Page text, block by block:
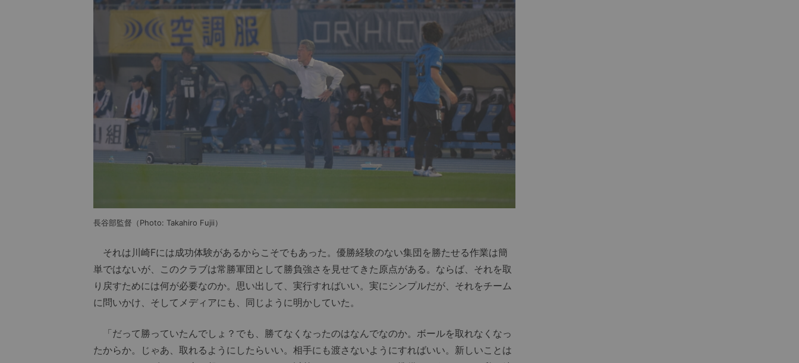
長谷部監督（Photo: Takahiro Fujii）
それは川崎Fには成功体験があるからこそでもあった。優勝経験のない集団を勝たせる作業は簡
単ではないが、このクラブは常勝軍団として勝負強さを見せてきた原点がある。ならば、それを取
り戻すためには何が必要なのか。思い出して、実行すればいい。実にシンプルだが、それをチーム
に問いかけ、そしてメディアにも、同じように明かしていた。
「だって勝っていたんでしょ？でも、勝てなくなったのはなんでなのか。ボールを取れなくなっ
たからか。じゃあ、取れるようにしたらいい。相手にも渡さないようにすればいい。新しいことは